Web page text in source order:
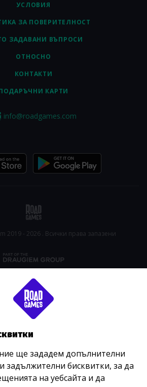
УСЛОВИЯ
ЗА ПОВЕРИТЕЛНОСТ
ЗАДАВАНИ ВЪПРОСИ
ОТНОСНО
КОНТАКТИ
КАРТИ
info@roadgames.com
2019 - 2026 . Всички права запазени
ние ще зададем допълнителни
задължителни бисквитки, за да
на уебсайта и да